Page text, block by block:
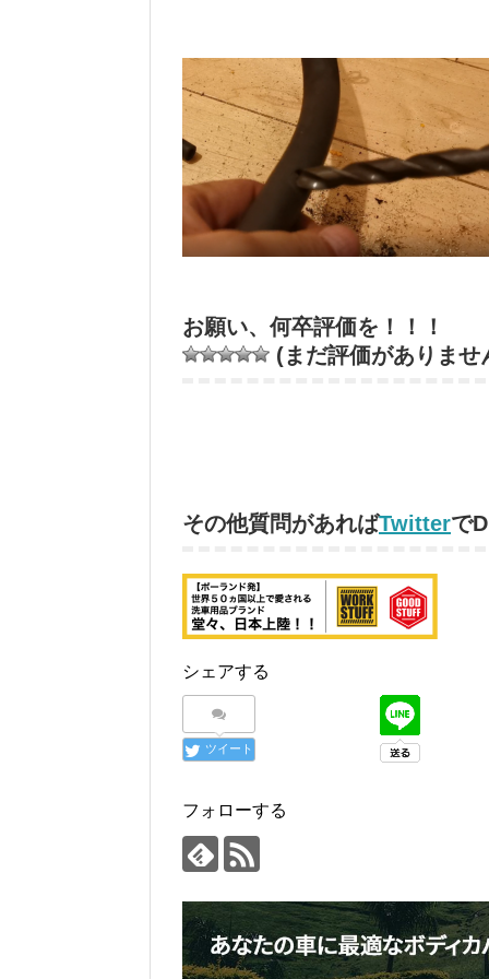
お願い、何卒評価を！！！
(まだ評価がありませ
その他質問があればTwitterで
シェアする
ツイート
フォローする